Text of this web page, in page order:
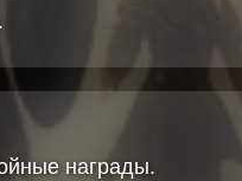
награды.